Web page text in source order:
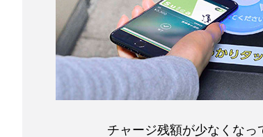
チャージ残額が少なくなっ